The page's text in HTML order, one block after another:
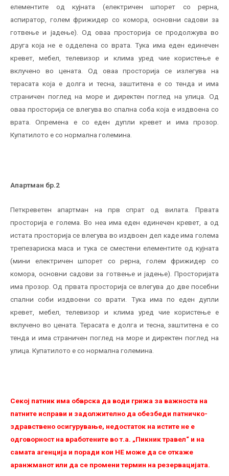
елементите од кујната (електричен шпорет со рерна,
аспиратор, голем фрижидер со комора, основни садови за
готвење и јадење). Од оваа просторија се продолжува во
друга која не е одделена со врата. Тука има еден единечен
кревет, мебел, телевизор и клима уред чие користење е
вклучено во цената. Од оваа просторија се излегува на
терасата која е долга и тесна, заштитена е со тенда и има
страничен поглед на море и директен поглед на улица. Од
оваа просторија се влегува во спална соба која е издвоена со
врата. Опремена е со еден дупли кревет и има прозор.
Купатилото е со нормална големина.
Апартман бр.2
Петкреветен апартман на прв спрат од вилата. Првата
просторија е голема. Во неа има еден единечен кревет, а од
истата просторија се влегува во издвоен дел каде има голема
трепезариска маса и тука се сместени елементите од кујната
(мини електричен шпорет со рерна, голем фрижидер со
комора, основни садови за готвење и јадење). Просторијата
има прозор. Од првата просторија се влегува до две посебни
спални соби издвоени со врати. Тука има по еден дупли
кревет, мебел, телевизор и клима уред чие користење е
вклучено во цената. Терасата е долга и тесна, заштитена е со
тенда и има страничен поглед на море и директен поглед на
улица. Купатилото е со нормална големина.
Секој патник има обврска да води грижа за важноста на
патните исправи и задолжително да обезбеди патничко-
здравствено осигурување, недостаток на истите не е
одговорност на вработените во т.а. „Пикник травел“ и на
самата агенција и поради кои НЕ можe да се откаже
аранжманот или да се промени термин на резервацијата.